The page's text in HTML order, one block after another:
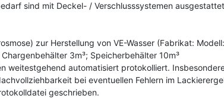
sind mit Deckel- / Verschlusssystemen
zur Herstellung von VE-Wasser (Fabrikat:
3m³; Speicherbehälter 10m³
weitestgehend automatisiert protokolliert.
bei eventuellen Fehlern im
geschrieben.